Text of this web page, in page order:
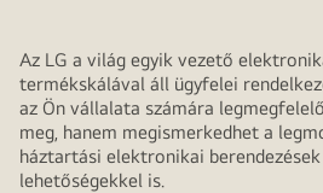
Az LG a világ egyik vezető
termékskálával áll ügyfelei
az Ön vállalata számára
meg, hanem megismerkedhet a
háztartási elektronikai
lehetőségekkel is.